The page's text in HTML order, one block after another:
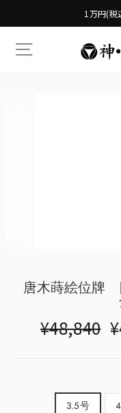
1万円(税
TRANSLATION
唐木蒔絵位
Translation
missing:
¥48,840
3.5号